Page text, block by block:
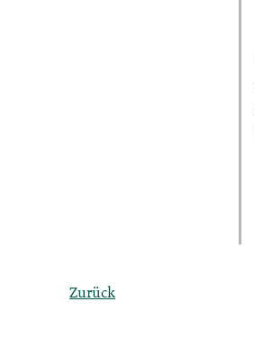
Zurück